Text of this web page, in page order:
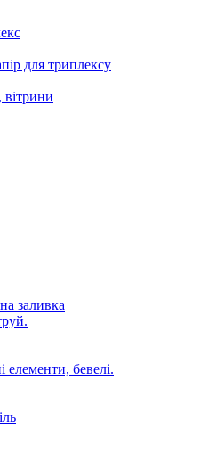
для триплексу
вітрини
заливка
бевелі.